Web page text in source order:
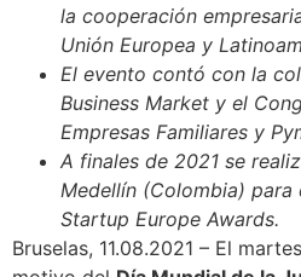
la cooperación
Unión Europea y
El evento contó con la
Business Market y el
Empresas Familiares y
A finales de 2021 se
Medellín (Colombia) para
Startup Europe Awards.
Bruselas, 11.08.2021 – El